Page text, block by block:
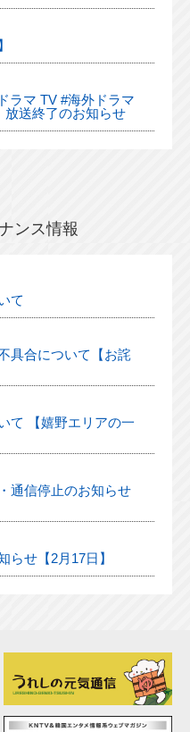
ラマ TV #海外ドラマ
送終了のお知らせ
ンス情報
て
具合について【お詫
て 【嬉野エリアの一
通信停止のお知らせ
らせ【2月17日】